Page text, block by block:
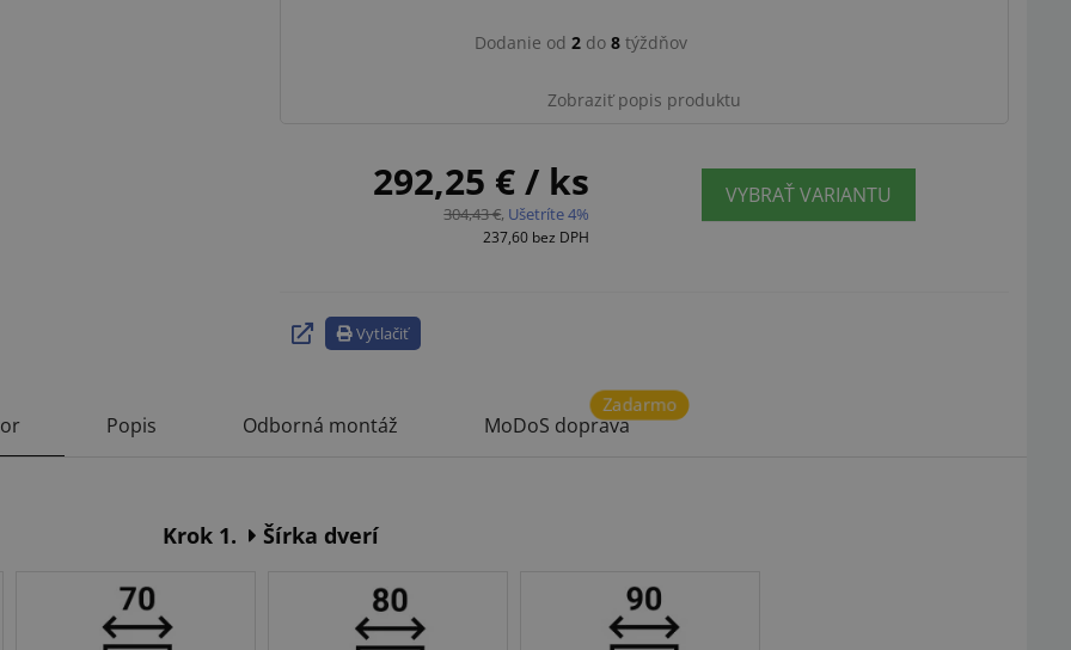
Dodanie od 2 do 8 týždňov
Zobraziť popis produktu
292,25 € / ks
304,43 €, Ušetríte 4%
237,60 bez DPH
VYBRAŤ VARIANTU
Vytlačiť
Popis Odborná montáž
Zadarmo
MoDoS doprava
Krok 1. Šírka dverí